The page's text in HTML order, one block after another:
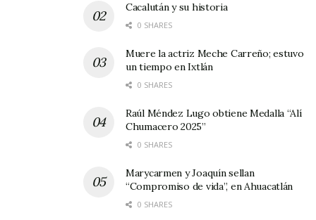
renunciar al derecho que tenemos de vengarnos
nosotros mismos, y dejar lugar a la ira al Señor.
Que Dios te bendiga.
Cacalután y su historia
0 SHARES
Muere la actriz Meche Carreño; estuvo
un tiempo en Ixtlán
0 SHARES
Raúl Méndez Lugo obtiene Medalla “Alí
Chumacero 2025”
0 SHARES
Marycarmen y Joaquín sellan
“Compromiso de vida”, en Ahuacatlán
0 SHARES